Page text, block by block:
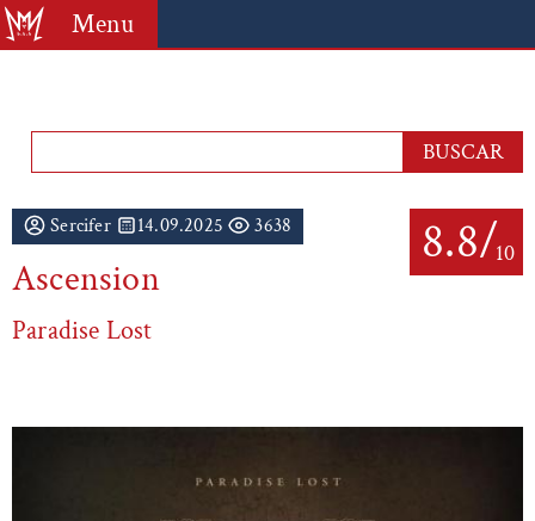
Menu
8.8/10
Sercifer 14.09.2025 3638
Ascension
Paradise Lost